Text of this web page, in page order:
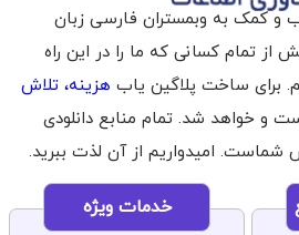
و کمک به وبمستران فارسی زبان
تمام کسانی که ما را در این راه
برای ساخت پلاگین یاب هزینه، تلاش
و خواهد شد. تمام منابع دانلودی
امیدواریم از آن لذت ببرید.
خدمات ویژه